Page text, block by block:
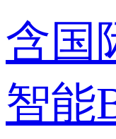
含国
智能